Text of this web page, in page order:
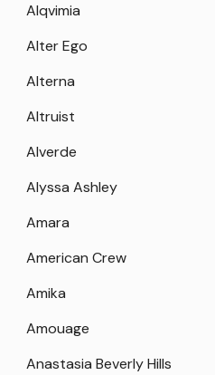
Alqvimia
Alter Ego
Alterna
Altruist
Alverde
Alyssa Ashley
Amara
American Crew
Amika
Amouage
Anastasia Beverly Hills